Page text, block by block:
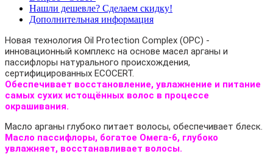
Нашли дешевле? Сделаем скидку!
Дополнительная информация
Новая технология Oil Protection Complex (OPC) -
инновационный комплекс на основе масел арганы и
пассифлоры натурального происхождения,
сертифицированных ECOCERT.
Обеспечивает восстановление, увлажнение и питание
самых сухих истощённых волос в процессе
окрашивания.
Масло арганы глубоко питает волосы, обеспечивает блеск.
Масло пассифлоры, богатое Омега-6, глубоко
увлажняет, восстанавливает волосы.